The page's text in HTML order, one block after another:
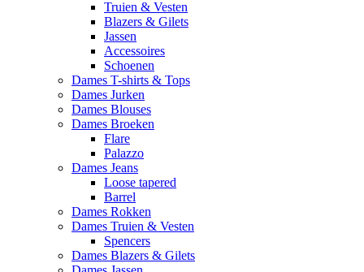
Truien & Vesten
Blazers & Gilets
Jassen
Accessoires
Schoenen
Dames T-shirts & Tops
Dames Jurken
Dames Blouses
Dames Broeken
Flare
Palazzo
Dames Jeans
Loose tapered
Barrel
Dames Rokken
Dames Truien & Vesten
Spencers
Dames Blazers & Gilets